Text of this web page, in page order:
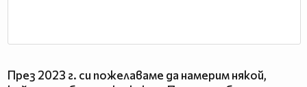
През 2023 г. си пожелаваме да намерим някой,